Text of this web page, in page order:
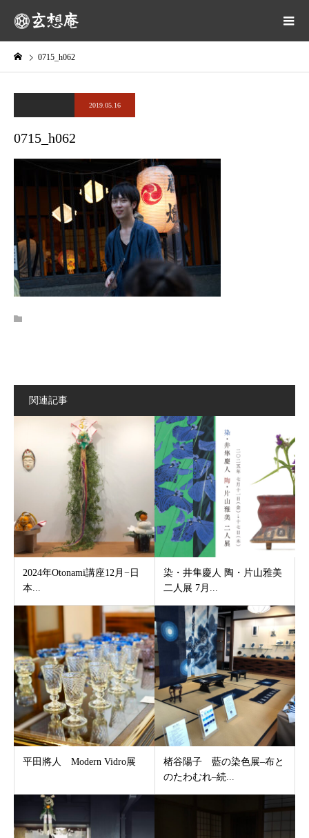
0715_h062
2019.05.16
0715_h062
関連記事
2024年Otonami講座12月−日
本...
染・井隼慶人 陶・片山雅美
二人展 7月...
平田將人 Modern Vidro展
楮谷陽子 藍の染色展–布と
のたわむれ–続...